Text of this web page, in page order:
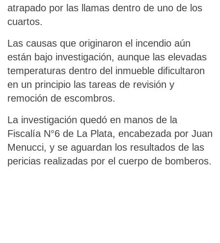
atrapado por las llamas dentro de uno de los
cuartos.
Las causas que originaron el incendio aún
están bajo investigación, aunque las elevadas
temperaturas dentro del inmueble dificultaron
en un principio las tareas de revisión y
remoción de escombros.
La investigación quedó en manos de la
Fiscalía N°6 de La Plata, encabezada por Juan
Menucci, y se aguardan los resultados de las
pericias realizadas por el cuerpo de bomberos.